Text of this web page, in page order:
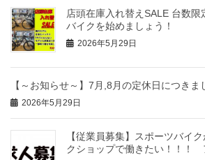
店頭在庫入れ替えSALE 台数
バイクを始めましょう！
2026年5月29日
【～お知らせ～】7月,8月の定休日につきま
2026年5月29日
【従業員募集】スポーツバイ
クショップで働きたい！！！